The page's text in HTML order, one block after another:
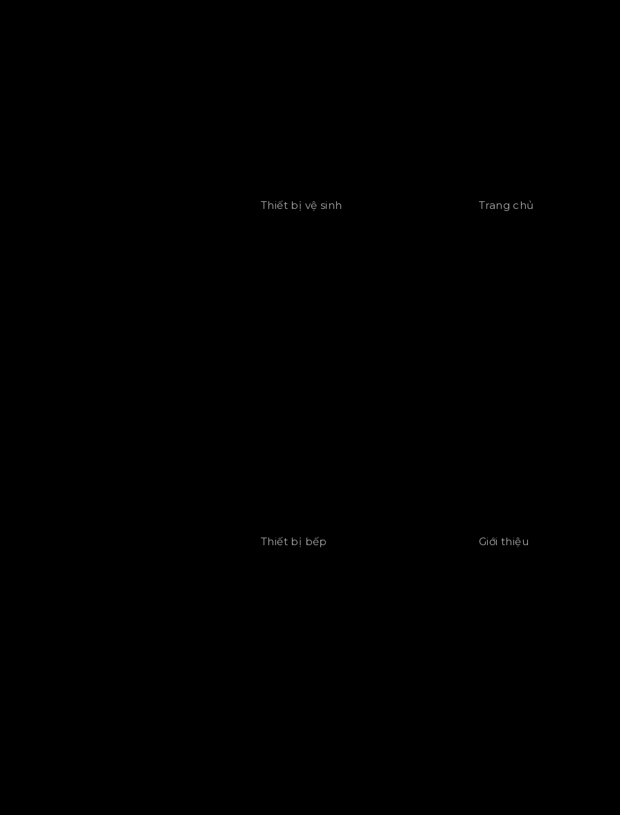
Thiết bị vệ sinh
Thiết bị bếp
Trang chủ
Giới thiệu